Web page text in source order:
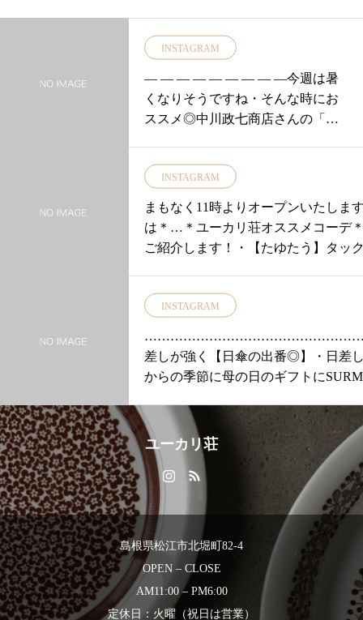
INSTAGRAM
— — — — — — — — —今週は暑
くなりそうですね・そんな時にお
ススメ◎中川政七商店さんの「ひ
知られる奈良県の靴下屋さんと作
った夏に心地よいひんやりとした
肌触りのアーカバー。。。・接触
冷感糸を使用し着用時にひんやり
わらかなアームカバーは心地よく
暑い日差しから肌を守りますUVカ
ット率 約73%長さ 約54㎝・上下で
締め付け具合が違う両用タイプな
のでお好みに合わせて使用できま
す・本日も 18時まで皆様のご来店
をお待ちしております・— — —
— — — — — —#島根#山陰#松江#
北堀#ユーカリ荘#yukarisou#ライフ
スタイルショップ#セレクトショッ
プ#雑貨#雑貨屋#中川政七商店#ア
ームカバー#UVケア#ひんやり#ギ
フト#プレゼント#島根旅#島根旅行
#旅#お出掛け#ドライブ
INSTAGRAM
まもなく11時よりオープンいたしま
は＊…＊ユーカリ荘オススメコーデ
ご紹介します！・【たゆたう】タッ
よく広がりすぎないところがポイン
朝にはシワが目立たなくなるので旅
ススメです・トンプキンスパイラル
たかなジャケットcolorは合わせやす
navyの2色・・シューズ(Loint'sロイ
時間歩いてもつかれにくいシューズ
ンタイプで脱ぎ履きが楽です是非一
してみてください！・・本日ご紹介
以外にも冬物商品がぞくぞく入荷し
す・今週金曜日からぐっと冷える予
寒くなるその前に、ぜひ店頭でチェ
みてくださいね♡・
#ユーカリ荘#島根#松江#山陰#古民家
INSTAGRAM
差しが強く【日傘の出番◎】・日差
からの季節に母の日のギフトに
が5〜10度程度も違うといわれていま
に入りの1本をみつけてください！
傘は生涯大切にしていただけるよう
「熟練した職人さんたち」の手で一
れています・持ち手分と留め具。。
天然の竹を使用するなど細部にまで
ています・竹の持ち手は輪っかにな
せば両手が使えてとても便利！です
トラッピング、ご発送も承っており
より皆様のご来店をお待ちしてお
ユーカリ荘
島根県松江市北堀町82-4
OPEN – CLOSE
AM11:00 – PM6:00
定休日：火曜（祝日は営業）